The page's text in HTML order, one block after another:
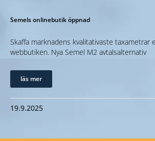
Semels onlinebutik öppnad
Skaffa marknadens kvalitativaste taxametrar
webbutiken. Nya Semel M2 avtalsalternativ
läs mer
19.9.2025